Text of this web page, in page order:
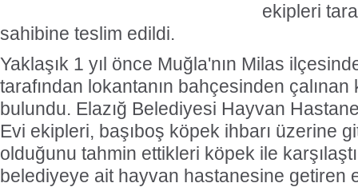
ekipleri
sahibine teslim edildi.
Yaklaşık 1 yıl önce Muğla'nın Milas
tarafından lokantanın bahçesinden çalınan
bulundu. Elazığ Belediyesi Hayvan
Evi ekipleri, başıboş köpek ihbarı üzerine
olduğunu tahmin ettikleri köpek ile
belediyeye ait hayvan hastanesine getiren